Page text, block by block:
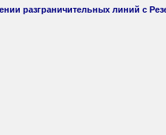
разграничительных линий с